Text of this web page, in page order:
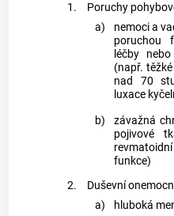
1.
Poruchy
a)
nemoci a
poruchou
léčby
(např.
nad 70
luxace
b)
závažná
pojivové
funkce)
2.
Duševní
a)
hluboká